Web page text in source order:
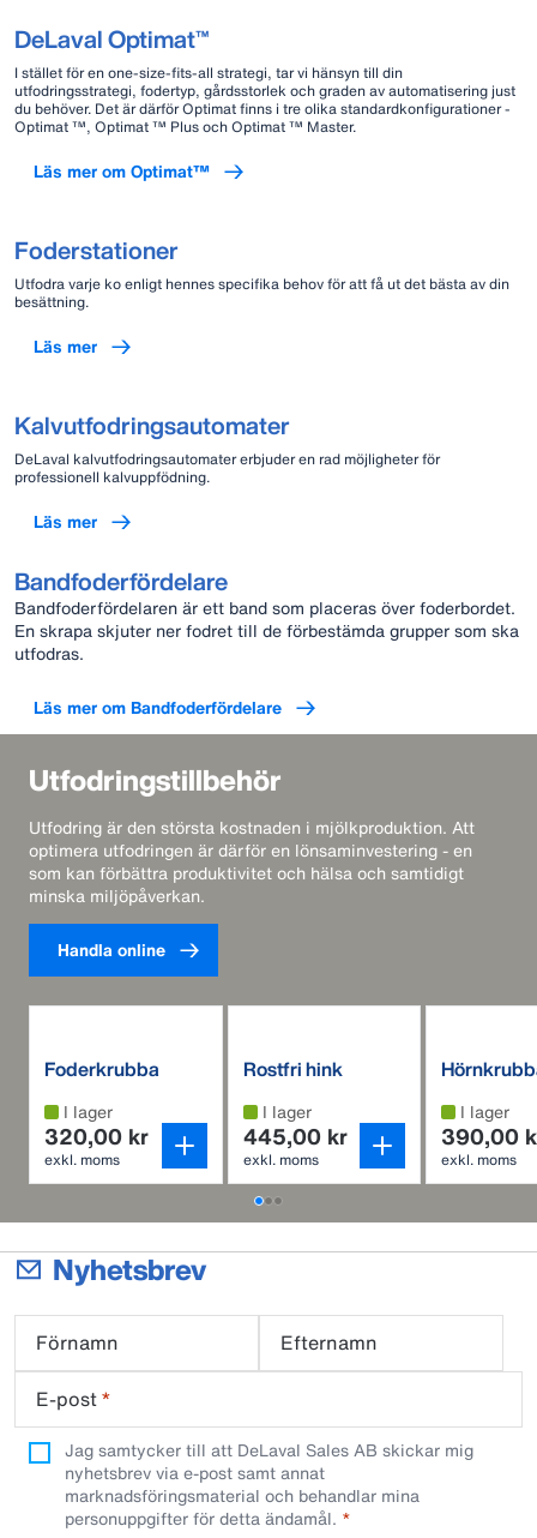
DeLaval Optimat™
I stället för en one-size-fits-all strategi, tar vi hänsyn till din
utfodringsstrategi, fodertyp, gårdsstorlek och graden av automatisering just
du behöver. Det är därför Optimat finns i tre olika standardkonfigurationer -
Optimat ™, Optimat ™ Plus och Optimat ™ Master.
Läs mer om Optimat™
Foderstationer
Utfodra varje ko enligt hennes specifika behov för att få ut det bästa av din
besättning.
Läs mer
Kalvutfodringsautomater
DeLaval kalvutfodringsautomater erbjuder en rad möjligheter för
professionell kalvuppfödning.
Läs mer
Bandfoderfördelare
Bandfoderfördelaren är ett band som placeras över foderbordet.
En skrapa skjuter ner fodret till de förbestämda grupper som ska
utfodras.
Läs mer om Bandfoderfördelare
Utfodringstillbehör
Utfodring är den största kostnaden i mjölkproduktion. Att
optimera utfodringen är därför en lönsaminvestering - en
som kan förbättra produktivitet och hälsa och samtidigt
minska miljöpåverkan.
Handla online
Foderkrubba
I lager
320,00 kr
exkl. moms
Rostfri hink
I lager
445,00 kr
exkl. moms
I lager
390,00
exkl. moms
Nyhetsbrev
Förnamn
Efternamn
E-post*
Jag samtycker till att DeLaval Sales AB skickar mig
nyhetsbrev via e-post samt annat
marknadsföringsmaterial och behandlar mina
personuppgifter för detta ändamål.